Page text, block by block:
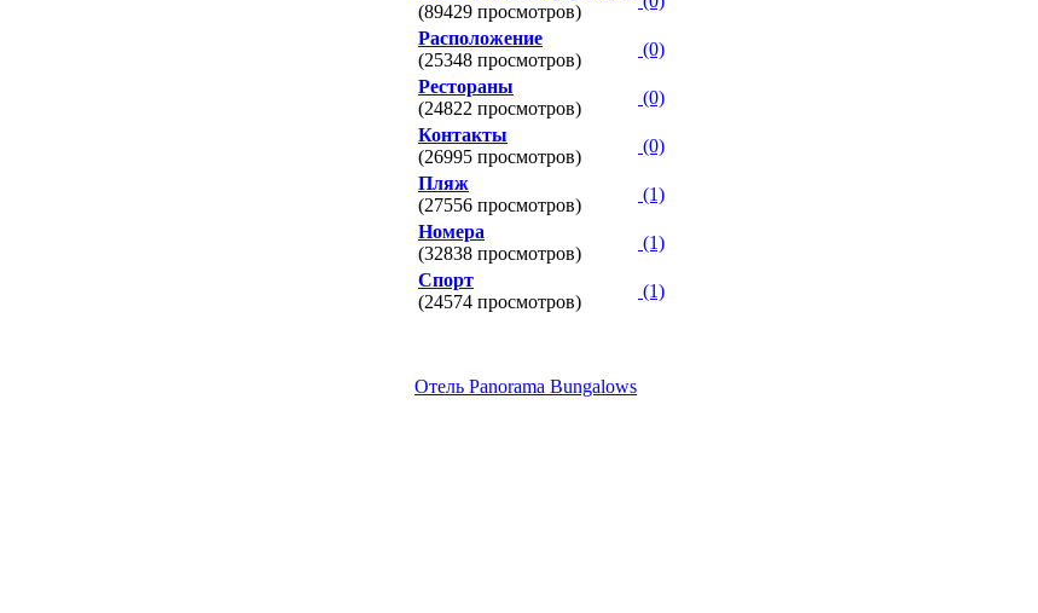
(89429 просмотров)
Расположение
(25348 просмотров)
(0)
Рестораны
(24822 просмотров)
(0)
Контакты
(26995 просмотров)
(0)
Пляж
(27556 просмотров)
(1)
Номера
(32838 просмотров)
(1)
Спорт
(24574 просмотров)
(1)
Отель Panorama Bungalows